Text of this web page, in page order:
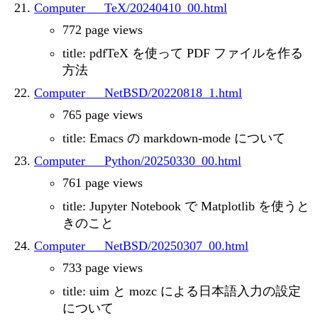
Computer___TeX/20240410_00.html
772 page views
title: pdfTeX を使って PDF ファイルを作る
方法
Computer___NetBSD/20220818_1.html
765 page views
title: Emacs の markdown-mode について
Computer___Python/20250330_00.html
761 page views
title: Jupyter Notebook で Matplotlib を使うと
きのこと
Computer___NetBSD/20250307_00.html
733 page views
title: uim と mozc による日本語入力の設定
について